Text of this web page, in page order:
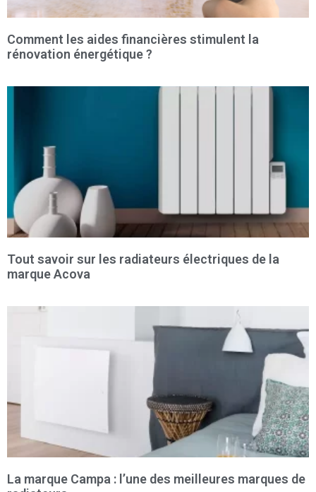
Comment les aides financières stimulent la
rénovation énergétique ?
Tout savoir sur les radiateurs électriques de la
marque Acova
La marque Campa : l’une des meilleures marques de